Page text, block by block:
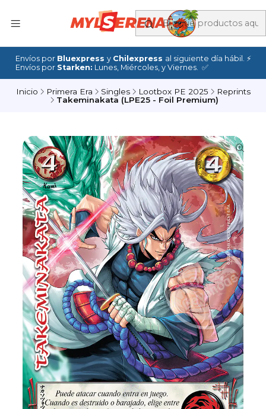
Envíos por Bluexpress y Chilexpress al siguiente día hábil. ⚡
Envíos por Starken: Lunes, Miércoles, y Viernes. ✅
Inicio Primera Era Singles Lootbox PE 2025
Reprints
Takeminakata (LPE25 - Foil Premium)